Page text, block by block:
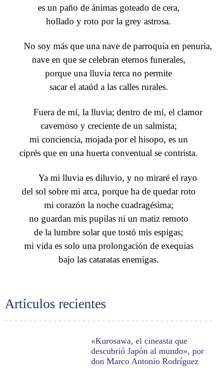
Artículos recientes
«Kurosawa, el cineasta que
descubrió Japón al mundo», por
don Marco Antonio Rodríguez
es un paño de ánimas goteado de cera,
hollado y roto por la grey astrosa.
No soy más que una nave de parroquia en penuria,
nave en que se celebran eternos funerales,
porque una lluvia terca no permite
sacar el ataúd a las calles rurales.
Fuera de mí, la lluvia; dentro de mí, el clamor
cavernoso y creciente de un salmista;
mi conciencia, mojada por el hisopo, es un
ciprés que en una huerta conventual se contrista.
Ya mi lluvia es diluvio, y no miraré el rayo
del sol sobre mi arca, porque ha de quedar roto
mi corazón la noche cuadragésima;
no guardan mis pupilas ni un matiz remoto
de la lumbre solar que tostó mis espigas;
mi vida es solo una prolongación de exequias
bajo las cataratas enemigas.